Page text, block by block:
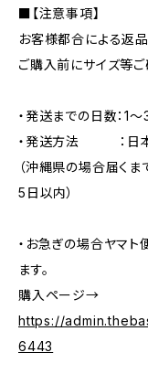
■【注意事項】
お客様都合による返品
ご購入前にサイズ等ご
・発送までの日数：1
・発送方法 ：日本
（沖縄県の場合届く
5日以内）
・お急ぎの場合ヤマ
ます。
購入ページ→
https://
6443